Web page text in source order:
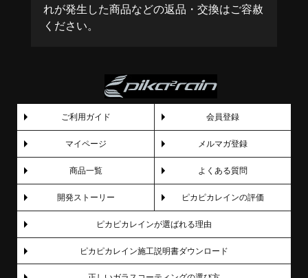
れが発生した商品などの返品・交換はご容赦
ください。
ご利用ガイド 会員登録
マイページ メルマガ登録
商品一覧 よくある質問
開発ストーリー ピカピカレインの評価
ピカピカレインが選ばれる理由
ピカピカレイン施工説明書ダウンロード